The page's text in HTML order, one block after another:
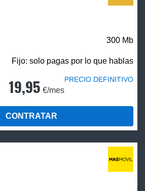
300 Mb
Fijo: solo pagas por lo que hablas
19,95 €/mes
PRECIO DEFINITIVO
CONTRATAR